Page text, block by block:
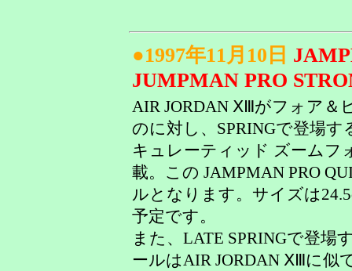
●1997年11月10日
JUMPMAN PRO
AIR JORDAN ⅩⅢがフォア＆
のに対し、SPRINGで登場す
キュレーティッド ズームフ
載。この JAMPMAN PRO
ルとなります。サイズは
予定です。
また、LATE SPRINGで登場
ールはAIR JORDAN ⅩⅢに似